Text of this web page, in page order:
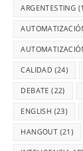
ARGENTESTING
CALIDAD (24)
DEBATE (22)
ENGLISH (23)
HANGOUT (21)